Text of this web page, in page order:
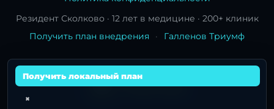
Резидент Сколково · 12 лет в медицине · 200+ клиник
Получить план внедрения
· Галленов Триумф
Получить локальный план
×